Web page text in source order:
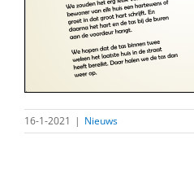
16-1-2021 | Nieuws